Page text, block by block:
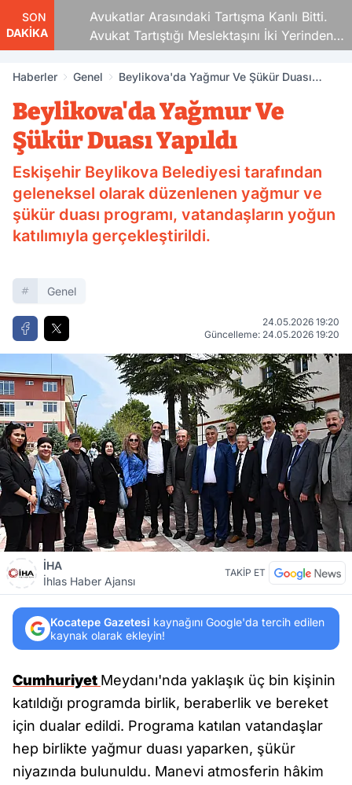
SON
DAKİKA
Avukatlar Arasındaki Tartışma Kanlı Bitti.
Avukat Tartıştığı Meslektaşını İki Yerinden
Vurdu
Haberler Genel
Beylikova'da Yağmur Ve Şükür Duası
Beylikova'da Yağmur Ve
Şükür Duası Yapıldı
Eskişehir Beylikova Belediyesi tarafından
geleneksel olarak düzenlenen yağmur ve
şükür duası programı, vatandaşların yoğun
katılımıyla gerçekleştirildi.
Genel
24.05.2026 19:20
Güncelleme: 24.05.2026 19:20
İHA
İhlas Haber Ajansı
TAKİP ET
Kocatepe Gazetesi kaynağını Google'da tercih edilen
kaynak olarak ekleyin!
Cumhuriyet Meydanı'nda yaklaşık üç bin kişinin
katıldığı programda birlik, beraberlik ve bereket
için dualar edildi. Programa katılan vatandaşlar
hep birlikte yağmur duası yaparken, şükür
niyazında bulunuldu. Manevi atmosferin hâkim